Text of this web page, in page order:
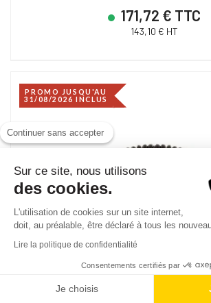
171,72 € TTC
143,10 € HT
PROMO JUSQU'AU
31/08/2026 INCLUS
Continuer sans accepter
Sur ce site, nous utilisons
des cookies.
L'utilisation de cookies sur un site internet,
doit, au préalable, être déclaré à tous les
Lire la politique de confidentialité
Consentements certifiés par
Je choisis